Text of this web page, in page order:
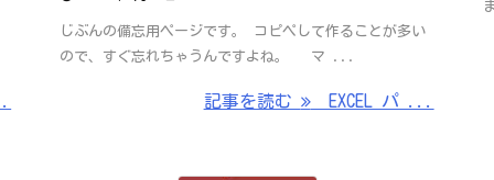
じぶんの備忘用ページです。 コピペして作ることが多い
ので、すぐ忘れちゃうんですよね。 マ ...
記事を読む EXCEL パ ...